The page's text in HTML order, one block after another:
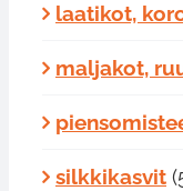
laatikot,
maljakot,
silkkikasvit